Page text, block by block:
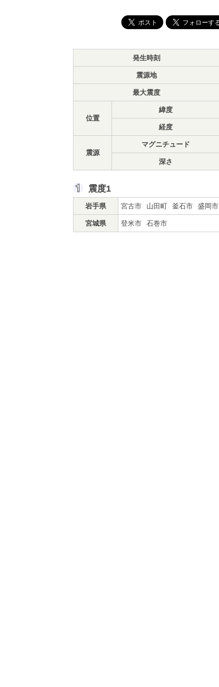
発生時刻
震源地
最大震度
位置
緯度
経度
震源
マグニチュード
深さ
震度1
岩手県 宮古市 山田町 釜石市 盛岡市
宮城県 登米市 石巻市